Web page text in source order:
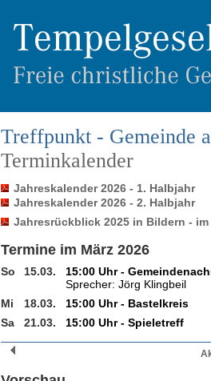
Treffpunkt - Gemeinde
Terminkalender
Jahreskalender 2026 - 1. Halbjahr
Jahreskalender 2026 - 2. Halbjahr
Jahresrückblick 2025 in Bildern - im
Termine im März 2026
So 15.03.
15:00 Uhr -
Sprecher: Jörg Klingbeil
Mi
18.03.
15:00 Uhr - Bastelkreis
Sa
21.03. 15:00 Uhr - Spieletreff